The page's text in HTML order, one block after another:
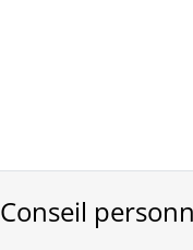
Conseil